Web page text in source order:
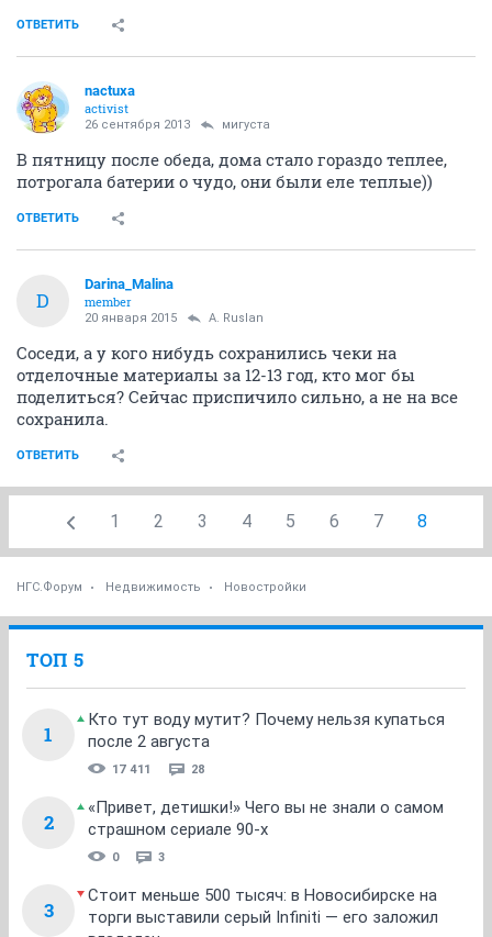
ОТВЕТИТЬ
nactuxa
activist
26 сентября 2013 мигуста
В пятницу после обеда, дома стало гораздо теплее,
потрогала батерии о чудо, они были еле теплые))
ОТВЕТИТЬ
D
Darina_Malina
member
20 января 2015 A. Ruslan
Соседи, а у кого нибудь сохранились чеки на
отделочные материалы за 12-13 год, кто мог бы
поделиться? Сейчас приспичило сильно, а не на все
сохранила.
ОТВЕТИТЬ
1 2 3 4 5 6 7 8
НГС.Форум Недвижимость Новостройки
ТОП 5
1
Кто тут воду мутит? Почему нельзя купаться
после 2 августа
17 411 28
2
«Привет, детишки!» Чего вы не знали о самом
страшном сериале 90-х
0 3
3
Стоит меньше 500 тысяч: в Новосибирске на
торги выставили серый Infiniti — его заложил